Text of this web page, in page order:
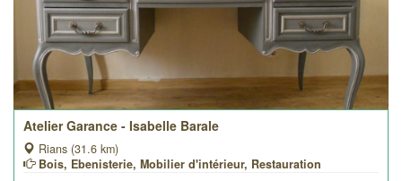
Atelier Garance - Isabelle Barale
Rians (31.6 km)
Bois, Ebenisterie, Mobilier d'intérieur, Restauration